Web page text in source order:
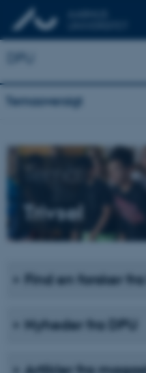
Temaoversigt
Trivsel
Find en forsker fra
Nyheder fra DPU